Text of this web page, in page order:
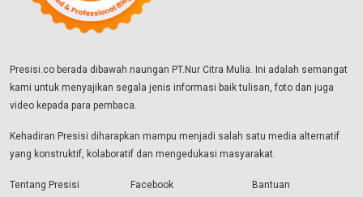
Presisi.co berada dibawah naungan PT.Nur Citra Mulia. Ini adalah semangat
kami untuk menyajikan segala jenis informasi baik tulisan, foto dan juga
video kepada para pembaca.
Kehadiran Presisi diharapkan mampu menjadi salah satu media alternatif
yang konstruktif, kolaboratif dan mengedukasi masyarakat.
Tentang Presisi Facebook Bantuan